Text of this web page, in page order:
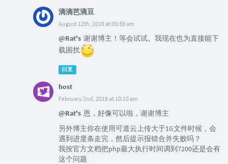
滴滴芭滴豆
August 12th, 2019 at 09:39 am
@Rat's 谢谢博主！等会试试。我现在也为直接能下
载困扰
回复
host
February 2nd, 2019 at 10:10 am
@Rat's 恩，好像可以啦，谢谢博主
另外博主你在使用可道云上传大于1G文件时候，会
遇到进度条走完，然后提示报错合并失败吗？
我按官方文档把php最大执行时间调到7200还是会有
这个问题